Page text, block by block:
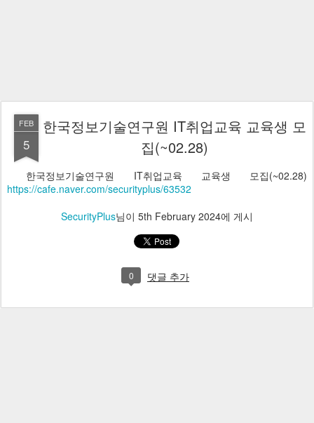
FEB
5
한국정보기술연구원 IT취업교육 교육생 모
집(~02.28)
한국정보기술연구원 IT취업교육 교육생 모집(~02.28)
https://cafe.naver.com/securityplus/63532
SecurityPlus님이 5th February 2024에 게시
0 댓글 추가